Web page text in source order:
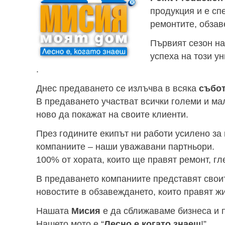
продукция и е
ремонтите,
Първият сезон
успеха на този
.
Днес предаването се излъчва в всяка
В предаването участват всички големи и
ново да покажат на своите клиенти.
През годините екипът ни работи усилено
компаниите – наши уважавани партньори.
100% от хората, които ще правят ремонт,
В предаването компаниите представят
новостите в обзавеждането, които правят
Нашата Мисия е да сближаваме бизнеса и